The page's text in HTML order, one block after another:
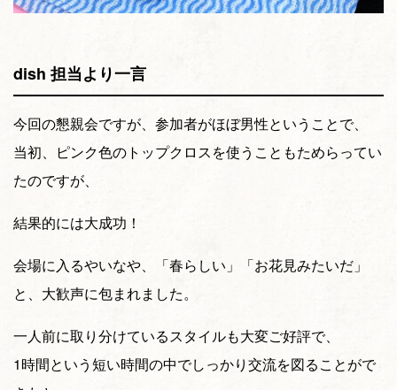
dish 担当より一言
今回の懇親会ですが、参加者がほぼ男性ということで、
当初、ピンク色のトップクロスを使うこともためらってい
たのですが、
結果的には大成功！
会場に入るやいなや、「春らしい」「お花見みたいだ」
と、大歓声に包まれました。
一人前に取り分けているスタイルも大変ご好評で、
1時間という短い時間の中でしっかり交流を図ることがで